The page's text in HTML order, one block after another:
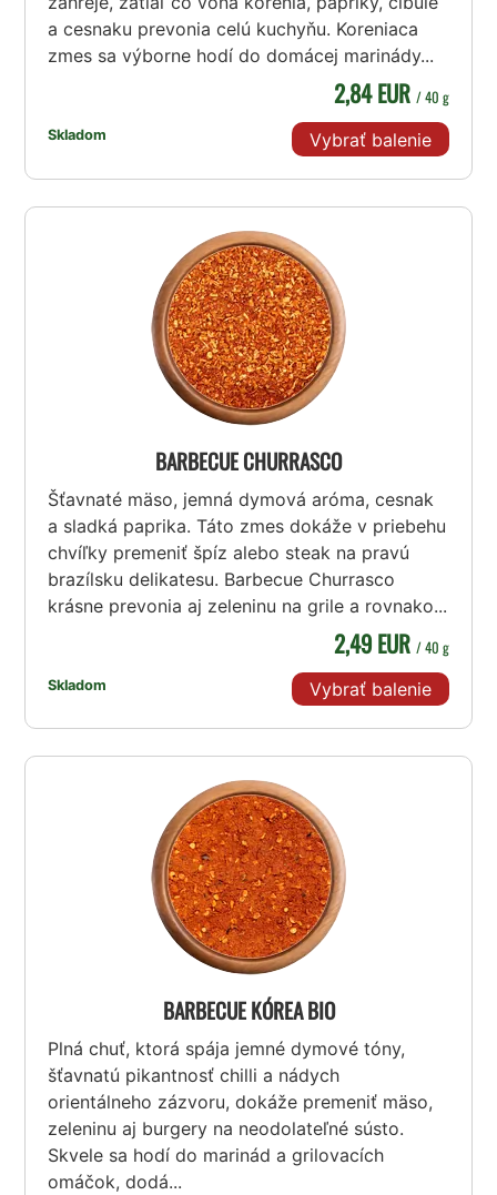
a cesnaku prevonia celú kuchyňu. Koreniaca
zmes sa výborne hodí do domácej marinády...
Skladom
2,84 EUR / 40 g
Vybrať balenie
BARBECUE CHURRASCO
Šťavnaté mäso, jemná dymová aróma, cesnak
a sladká paprika. Táto zmes dokáže v priebehu
chvíľky premeniť špíz alebo steak na pravú
brazílsku delikatesu. Barbecue Churrasco
krásne prevonia aj zeleninu na grile a rovnako...
Skladom
2,49 EUR / 40 g
Vybrať balenie
BARBECUE KÓREA BIO
Plná chuť, ktorá spája jemné dymové tóny,
šťavnatú pikantnosť chilli a nádych
orientálneho zázvoru, dokáže premeniť mäso,
zeleninu aj burgery na neodolateľné sústo.
Skvele sa hodí do marinád a grilovacích
omáčok, dodá...